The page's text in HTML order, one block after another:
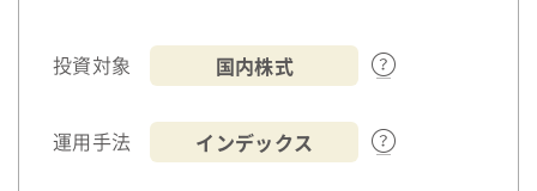
投資対象 国内株式
運用手法 インデックス